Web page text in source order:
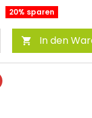
20% sparen
 In den